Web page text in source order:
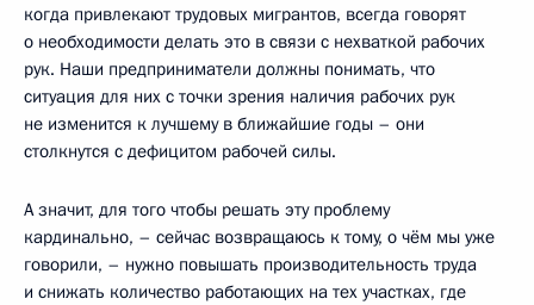
когда привлекают трудовых мигрантов, всегда говорят
о необходимости делать это в связи с нехваткой рабочих
рук. Наши предприниматели должны понимать, что
ситуация для них с точки зрения наличия рабочих рук
не изменится к лучшему в ближайшие годы – они
столкнутся с дефицитом рабочей силы.
А значит, для того чтобы решать эту проблему
кардинально, – сейчас возвращаюсь к тому, о чём мы уже
говорили, – нужно повышать производительность труда
и снижать количество работающих на тех участках, где